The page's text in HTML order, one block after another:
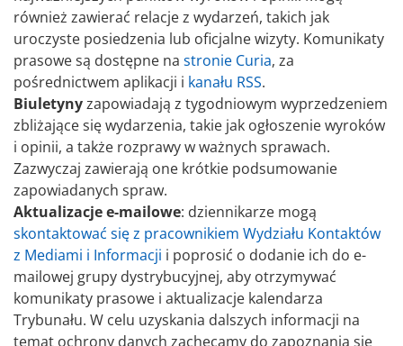
również zawierać relacje z wydarzeń, takich jak
uroczyste posiedzenia lub oficjalne wizyty. Komunikaty
prasowe są dostępne na stronie Curia, za
pośrednictwem aplikacji i kanału RSS.
Biuletynyzapowiadają z tygodniowym wyprzedzeniem
zbliżające się wydarzenia, takie jak ogłoszenie wyroków
i opinii, a także rozprawy w ważnych sprawach.
Zazwyczaj zawierają one krótkie podsumowanie
zapowiadanych spraw.
Aktualizacje e-mailowe: dziennikarze mogą
skontaktować się z pracownikiem Wydziału Kontaktów
z Mediami i Informacji i poprosić o dodanie ich do e-
mailowej grupy dystrybucyjnej, aby otrzymywać
komunikaty prasowe i aktualizacje kalendarza
Trybunału. W celu uzyskania dalszych informacji na
temat ochrony danych zachęcamy do zapoznania się